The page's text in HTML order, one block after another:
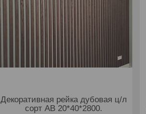
Декоративная рейка дубовая ц/л
сорт АВ 20*40*2800.